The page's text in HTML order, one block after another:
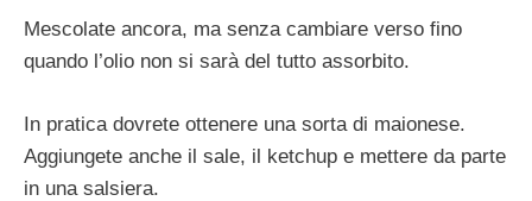
Mescolate ancora, ma senza cambiare verso fino
quando l’olio non si sarà del tutto assorbito.
In pratica dovrete ottenere una sorta di maionese.
Aggiungete anche il sale, il ketchup e mettere da parte
in una salsiera.